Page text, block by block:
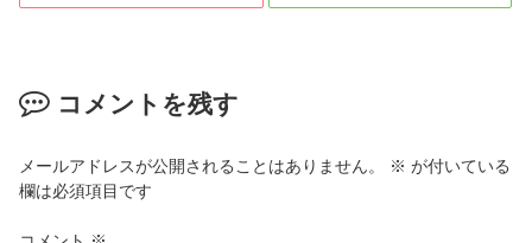
コメントを残す
メールアドレスが公開されることはありません。 ※ が付いている
欄は必須項目です